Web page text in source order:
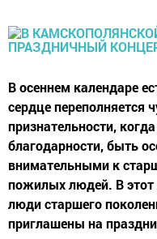
В осеннем календаре
сердце переполняется
признательности,
благодарности, быть
внимательными к
пожилых людей. В
люди старшего
приглашены на